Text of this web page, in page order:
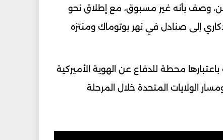
وصف بأنه غير مسبوق، مع إطلاق نحو
إلى صنادل في نهر بوتوماك ومنتزه
الذكرى الـ250، مقدما المناسبة باعتبارها محطة للدفاع عن الهوية الأميركية
الولايات المتحدة خلال المرحلة